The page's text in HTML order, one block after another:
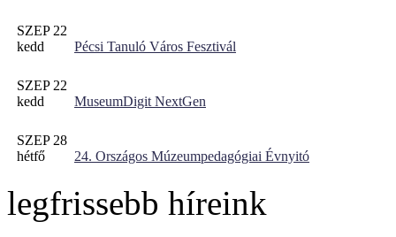
SZEP 22
kedd
Pécsi Tanuló Város Fesztivál
SZEP 22
kedd
MuseumDigit NextGen
SZEP 28
hétfő
24. Országos Múzeumpedagógiai Évnyitó
legfrissebb híreink